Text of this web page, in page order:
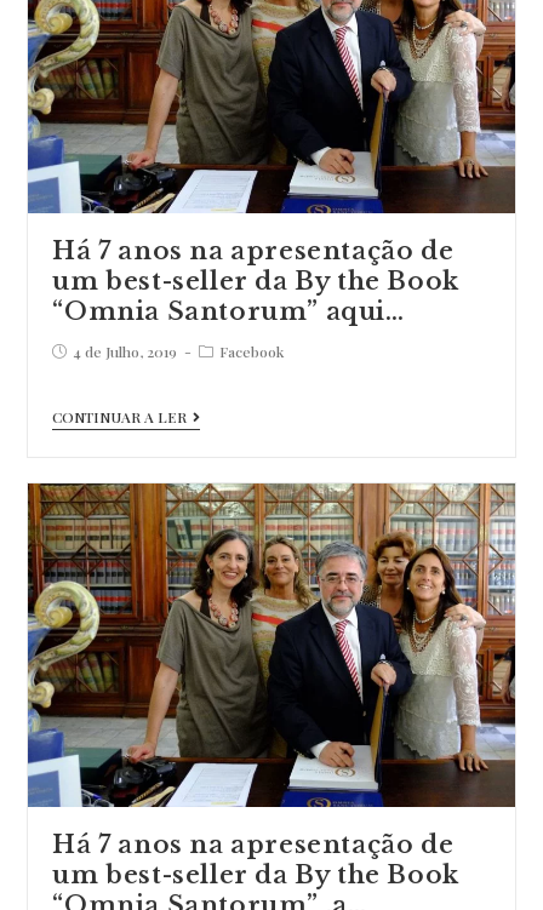
privilégio
de
ter
já
publicado
vários
livros
dentro
da
temát…
Há 7 anos na apresentação de
um best-seller da By the Book
“Omnia Santorum” aqui…
Post4 de Julho, 2019
PostFacebook
CONTINUAR A LER
Há
anos
na
apresentação
de
um
best-
seller
da
By
the
Book
“Omnia
Santorum”
aqui…
Há 7 anos na apresentação de
um best-seller da By the Book